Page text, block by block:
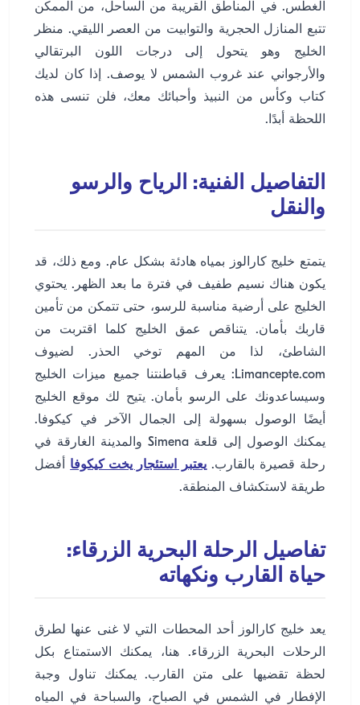
الغطس. في المناطق القريبة من الساحل، من الممكن
تتبع المنازل الحجرية والتوابيت من العصر الليقي. منظر
الخليج وهو يتحول إلى درجات اللون البرتقالي
والأرجواني عند غروب الشمس لا يوصف. إذا كان لديك
كتاب وكأس من النبيذ وأحبائك معك، فلن تنسى هذه
اللحظة أبدًا.
التفاصيل الفنية: الرياح والرسو
والنقل
يتمتع خليج كارالوز بمياه هادئة بشكل عام. ومع ذلك، قد
يكون هناك نسيم طفيف في فترة ما بعد الظهر. يحتوي
الخليج على أرضية مناسبة للرسو، حتى تتمكن من تأمين
قاربك بأمان. يتناقص عمق الخليج كلما اقتربت من
الشاطئ، لذا من المهم توخي الحذر. لضيوف
Limancepte.com: يعرف قباطنتنا جميع ميزات الخليج
وسيساعدونك على الرسو بأمان. يتيح لك موقع الخليج
أيضًا الوصول بسهولة إلى الجمال الآخر في كيكوفا.
يمكنك الوصول إلى قلعة Simena والمدينة الغارقة في
رحلة قصيرة بالقارب.يعتبر استئجار يخت كيكوفا أفضل
طريقة لاستكشاف المنطقة.
تفاصيل الرحلة البحرية الزرقاء:
حياة القارب ونكهاته
يعد خليج كارالوز أحد المحطات التي لا غنى عنها لطرق
الرحلات البحرية الزرقاء. هنا، يمكنك الاستمتاع بكل
لحظة تقضيها على متن القارب. يمكنك تناول وجبة
الإفطار في الشمس في الصباح، والسباحة في المياه